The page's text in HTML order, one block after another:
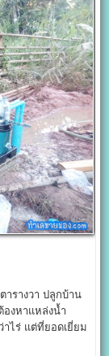
ารางวา ปลูกบ้าน
องหาแหล่งน้ำ
ไร่ แต่ที่ยอดเยี่ยม